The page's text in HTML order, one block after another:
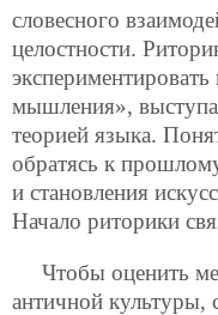
словесного
целостности.
мышления»,
теорией языка.
обратясь к
и становления
Начало риторики
Чтобы оценить
античной культуры,